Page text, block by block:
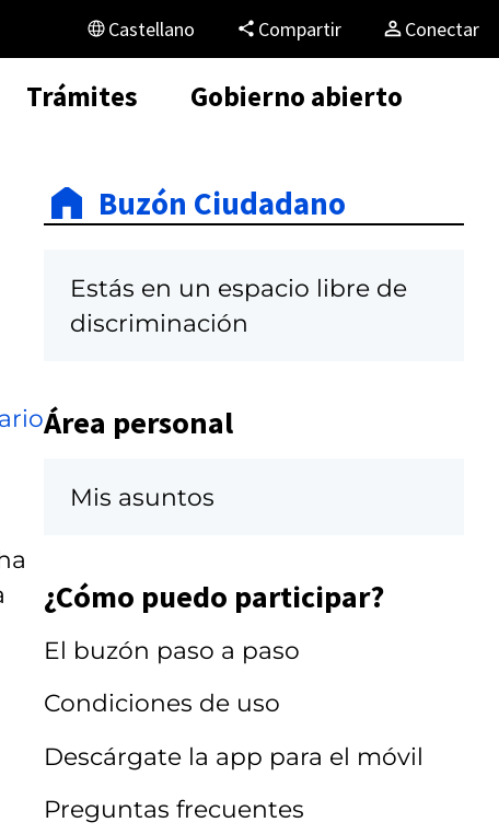
Castellano Compartir Conectar
Trámites Gobierno abierto
Buzón Ciudadano
Estás en un espacio libre de
discriminación
Área personal
Mis asuntos
¿Cómo puedo participar?
El buzón paso a paso
Condiciones de uso
Descárgate la app para el móvil
Preguntas frecuentes